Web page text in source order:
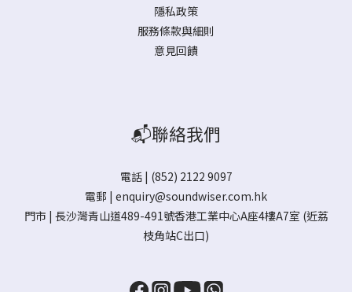
隱私政策
服務條款與細則
意見回饋
📬聯絡我們
電話 | (852) 2122 9097
電郵 | enquiry@soundwiser.com.hk
門市 | 長沙灣青山道489-491號香港工業中心A座4樓A7室 (近荔
枝角站C出口)